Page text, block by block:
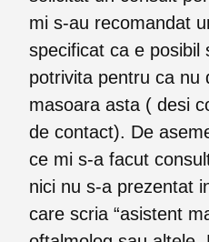
mi s-au recomandat
specificat ca e posibil
potrivita pentru ca nu
masoara asta ( desi
de contact). De
ce mi s-a facut
nici nu s-a prezentat
care scria “asistent